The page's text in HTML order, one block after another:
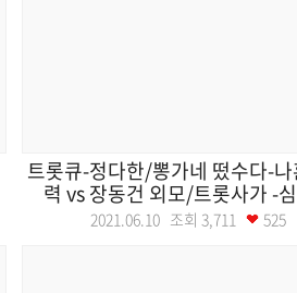
트롯큐-정다한/뽕가네 떴수다-나
력 vs 장동건 외모/트롯사가 -
2021.06.10 조회 3,711 525